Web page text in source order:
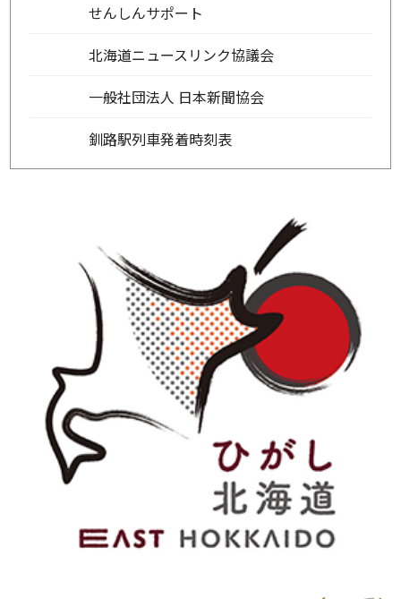
せんしんサポート
北海道ニュースリンク協議会
一般社団法人 日本新聞協会
釧路駅列車発着時刻表